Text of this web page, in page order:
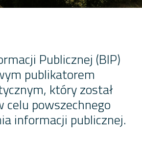
Publicznej (BIP)
publikatorem
który został
powszechnego
informacji publicznej.